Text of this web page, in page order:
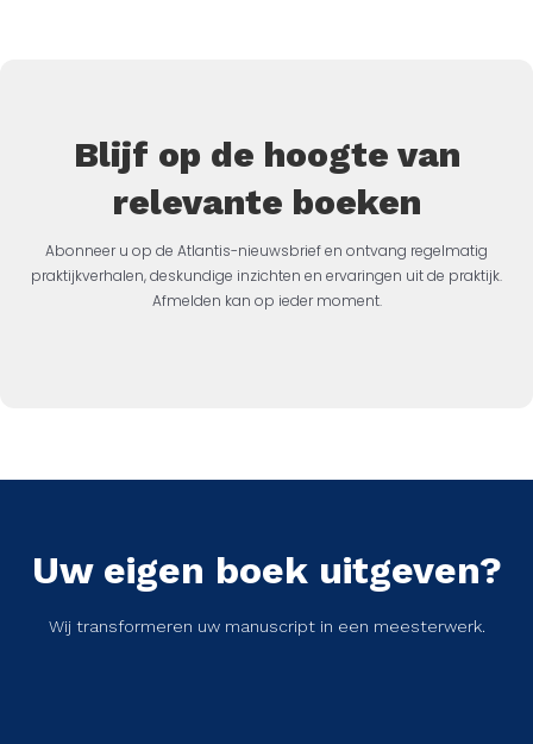
Blijf op de hoogte van
relevante boeken
Abonneer u op de Atlantis-nieuwsbrief en ontvang regelmatig
praktijkverhalen, deskundige inzichten en ervaringen uit de praktijk.
Afmelden kan op ieder moment.
Uw eigen boek uitgeven?
Wij transformeren uw manuscript in een meesterwerk.